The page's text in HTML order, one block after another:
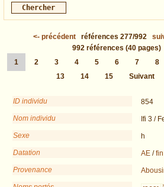
<- précédent références 277/992
992 références (40 pages)
1
2 3 4 5 6 7 8
13
14 15 Suivant
ID individu
854
Nom individu
Ifi 3 /
Sexe
h
Datation
AE /
Provenance